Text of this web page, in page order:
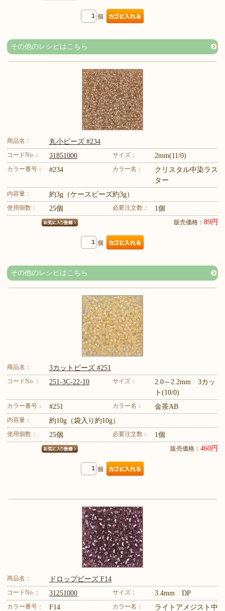
個
その他のレシピはこちら
商品名： 丸小ビーズ #234
コードNo.： 31851000 サイズ： 2mm(11/0)
カラー番号： #234 カラー名：
クリスタル中染ラス
ター
内容量： 約3g（ケースビーズ約3g）
使用個数： 25個 必要注文数： 1個
販売価格： 89円
個
その他のレシピはこちら
商品名： 3カットビーズ #251
コードNo.： 251-3C-22-10 サイズ：
2.0～2.2mm 3カッ
ト(10/0)
カラー番号： #251 カラー名： 金茶AB
内容量： 約10g（袋入り約10g）
使用個数： 25個 必要注文数： 1個
販売価格： 460円
個
商品名： ドロップビーズ F14
コードNo.： 31251000 サイズ： 3.4mm DP
カラー番号： F14 カラー名： ライトアメジスト中